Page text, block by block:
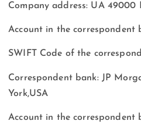
Company address: UA 49000
Account in the correspondent
SWIFT Code of the
Correspondent bank: JP
York,USA
Account in the correspondent